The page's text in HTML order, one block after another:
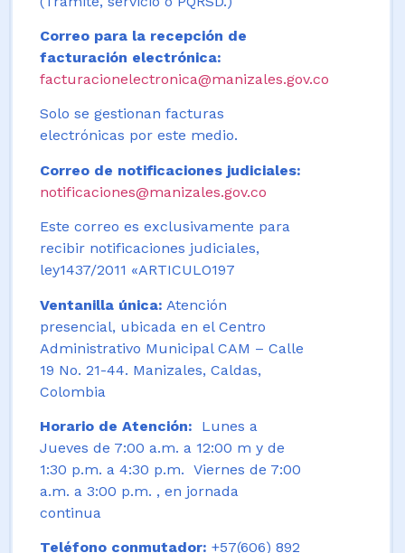
Correo para la recepción de
facturación electrónica:
facturacionelectronica@manizales.gov.co
Solo se gestionan facturas
electrónicas por este medio.
Correo de notificaciones judiciales:
notificaciones@manizales.gov.co
Este correo es exclusivamente para
recibir notificaciones judiciales,
ley1437/2011 «ARTICULO197
Ventanilla única: Atención
presencial, ubicada en el Centro
Administrativo Municipal CAM – Calle
19 No. 21-44. Manizales, Caldas,
Colombia
Horario de Atención:
Lunes a
Jueves de 7:00 a.m. a 12:00 m y de
1:30 p.m. a 4:30 p.m. Viernes de 7:00
a.m. a 3:00 p.m. , en jornada
continua
Teléfono conmutador: +57(606) 892